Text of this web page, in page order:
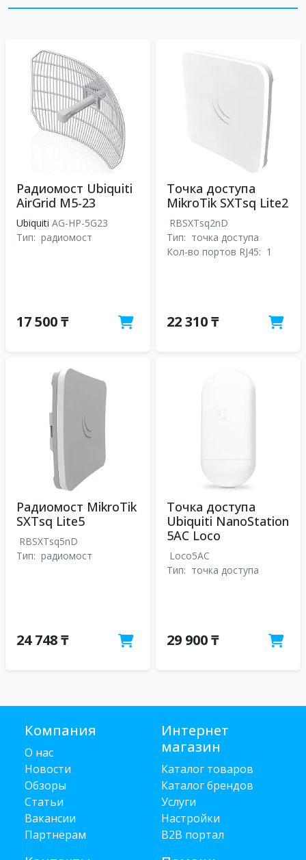
Радиомост Ubiquiti
AirGrid M5-23
Ubiquiti AG-HP-5G23
Тип: радиомост
17 500 ₸
Точка доступа
MikroTik SXTsq Lite2
RBSXTsq2nD
Тип: точка доступа
Кол-во портов RJ45: 1
22 310 ₸
Радиомост MikroTik
SXTsq Lite5
RBSXTsq5nD
Тип: радиомост
24 748 ₸
Точка доступа
Ubiquiti NanoStation
5AC Loco
Loco5AC
Тип: точка доступа
29 900 ₸
Компания
О нас
Новости
Обзоры
Статьи
Вакансии
Партнёрам
Интернет
магазин
Каталог товаров
Каталог брендов
Услуги
Настройки
B2B портал